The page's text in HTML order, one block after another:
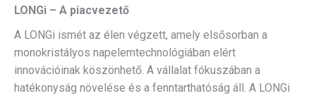
LONGi – A piacvezető
A LONGi ismét az élen végzett, amely elsősorban a
monokristályos napelemtechnológiában elért
innovációinak köszönhető. A vállalat fókuszában a
hatékonyság növelése és a fenntarthatóság áll. A LONGi